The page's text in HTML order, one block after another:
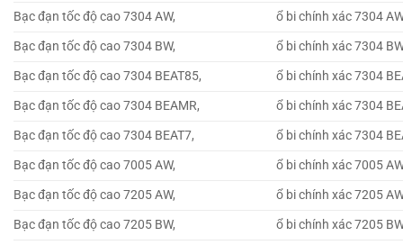
Bạc đạn tốc độ cao 7304 AW,
ổ bi chính xác 7304
Bạc đạn tốc độ cao 7304 BW,
ổ bi chính xác 7304
Bạc đạn tốc độ cao 7304 BEAT85,
ổ bi chính xác 7304
Bạc đạn tốc độ cao 7304 BEAMR,
ổ bi chính xác 7304
Bạc đạn tốc độ cao 7304 BEAT7,
ổ bi chính xác 7304
Bạc đạn tốc độ cao 7005 AW,
ổ bi chính xác 7005
Bạc đạn tốc độ cao 7205 AW,
ổ bi chính xác 7205
Bạc đạn tốc độ cao 7205 BW,
ổ bi chính xác 7205